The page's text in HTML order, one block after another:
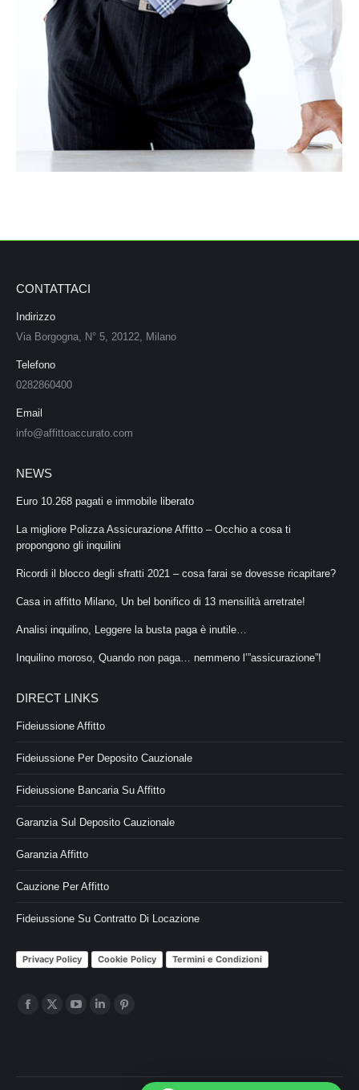
CONTATTACI
Indirizzo
Via Borgogna, N° 5, 20122, Milano
Telefono
0282860400
Email
info@affittoaccurato.com
NEWS
Euro 10.268 pagati e immobile liberato
La migliore Polizza Assicurazione Affitto – Occhio a cosa ti
propongono gli inquilini
Ricordi il blocco degli sfratti 2021 – cosa farai se dovesse ricapitare?
Casa in affitto Milano, Un bel bonifico di 13 mensilità arretrate!
Analisi inquilino, Leggere la busta paga è inutile…
Inquilino moroso, Quando non paga… nemmeno l’”assicurazione”!
DIRECT LINKS
Fideiussione Affitto
Fideiussione Per Deposito Cauzionale
Fideiussione Bancaria Su Affitto
Garanzia Sul Deposito Cauzionale
Garanzia Affitto
Cauzione Per Affitto
Fideiussione Su Contratto Di Locazione
Privacy Policy Cookie Policy Termini e Condizioni
Ci puoi trovare su:
in
in
in
Linkedin
in
Pinterest
in